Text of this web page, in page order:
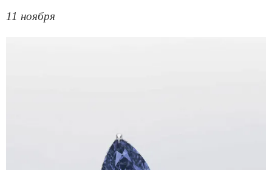
11 ноября